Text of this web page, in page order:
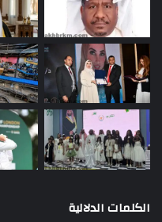
الكلمات الدلالية